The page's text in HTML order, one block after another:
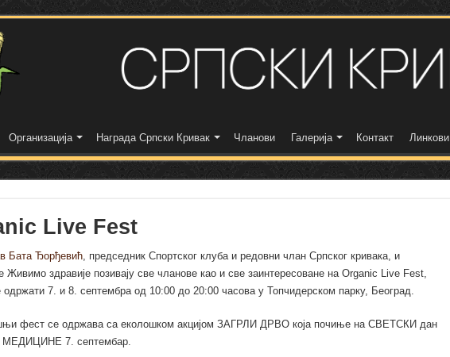
Организација Награда Српски Кривак Чланови Галерија Контакт Линкови
Live Fest
Бата Ђорђевић, председник Спортског клуба и редовни члан Српског кривака, и
здравије позивају све чланове као и све заинтересоване на Organic Live Fest,
одржати 7. и 8. септембра од 10:00 до 20:00 часова у Топчидерском парку, Београд.
фест се одржава са еколошком акцијом ЗАГРЛИ ДРВО која почиње на СВЕТСКИ дан
7. септембар.